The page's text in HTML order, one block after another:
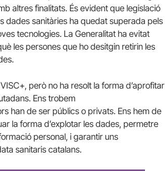
altres finalitats. És evident que legislació
dades sanitàries ha quedat superada pels
tecnologies. La Generalitat ha evitat
les persones que ho desitgin retirin les
però no ha resolt la forma d’aprofitar
Ens trobem
han de ser públics o privats. Ens hem de
la forma d’explotar les dades, permetre
personal, i garantir uns
sanitaris catalans.